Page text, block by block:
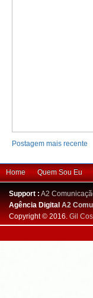
Postagem mais recente
Home Quem Sou Eu
Support : A2
Agência DigitalA2
Copyright © 2016. Gil